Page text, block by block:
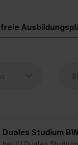
freie
Duales Studium